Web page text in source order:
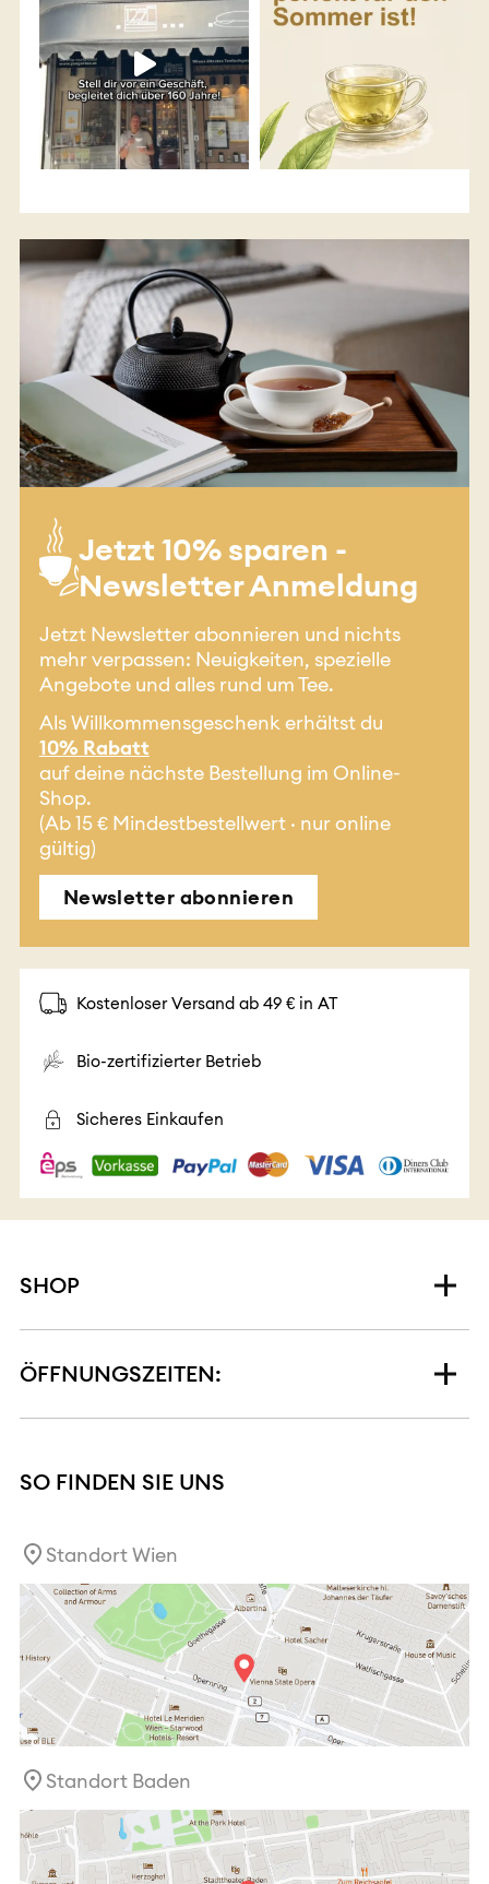
Jetzt 10% sparen -
Newsletter Anmeldung
Jetzt Newsletter abonnieren und nichts
mehr verpassen: Neuigkeiten, spezielle
Angebote und alles rund um Tee.
Als Willkommensgeschenk erhältst du
10% Rabatt
auf deine nächste Bestellung im Online-
Shop.
(Ab 15 € Mindestbestellwert · nur online
gültig)
Newsletter abonnieren
Kostenloser Versand ab 49 € in AT
Bio-zertifizierter Betrieb
Sicheres Einkaufen
SHOP
ÖFFNUNGSZEITEN:
SO FINDEN SIE UNS
Standort Wien
Standort Baden